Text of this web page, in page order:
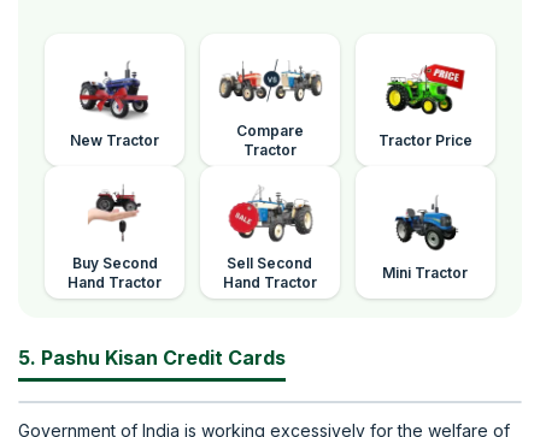
New Tractor
Compare
Tractor
Tractor Price
Buy Second
Hand Tractor
Sell Second
Hand Tractor
Mini Tractor
5. Pashu Kisan Credit Cards
Government of India is working excessively for the welfare of